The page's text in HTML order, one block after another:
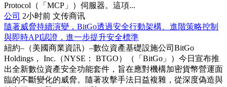
Protocol（「MCP」）伺服器。這項...
公司 2小时前 文传商讯
隨著威脅持續演變，BitGo透過安全行動架構、進階策略控制
與即時API認證，進一步提升安全標準
紐約–（美國商業資訊）–數位資產基礎設施公司BitGo
Holdings， Inc.（NYSE： BTGO）（「BitGo」）今日宣布推
出全新數位資產安全功能套件，旨在應對機構加密貨幣營運面
臨的不斷變化的威脅。隨著攻擊手法日益複雜，從深度偽造與